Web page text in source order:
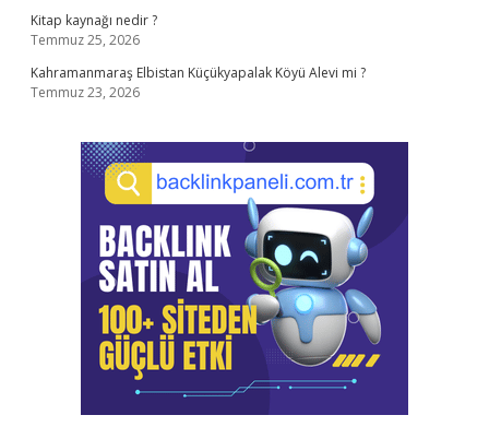
Kitap kaynağı nedir ?
Temmuz 25, 2026
Kahramanmaraş Elbistan Küçükyapalak Köyü Alevi mi ?
Temmuz 23, 2026